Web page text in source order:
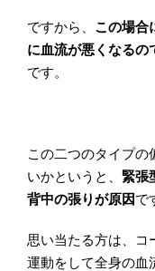
ですから、 この場合
に血流が悪くなるの
です。
この二つのタイプの
いかというと、 緊張
背中の張りが原因で
思い当たる方は、コ
運動をして全身の血